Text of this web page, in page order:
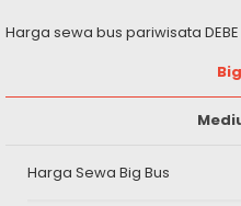
Harga sewa bus pariwisata
Harga Sewa Big Bus